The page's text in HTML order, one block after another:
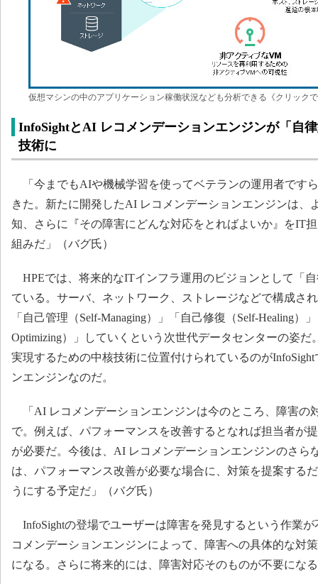
仮想マシンの中のアプリケーション稼働状況なども分析できる《クリック
InfoSightとAI レコメンデーションエンジンが「自
技術に
「今までもAIや機械学習を使ってベテランの運用者です
きた。新たに開発したAI レコメンデーションエンジンは、
知、さらに『その障害にどんな対応をとればよいか』をIT
組みだ」（バグ氏）
HPEでは、将来的なITインフラ運用のビジョンとして「
ている。サーバ、ネットワーク、ストレージなどで構成さ
「自己管理（Self-Managing）」「自己修復（Self-Healing）
Optimizing）」していくという次世代データセンターの姿
実現するための中核技術に位置付けられているのが
ンエンジンなのだ。
「AI レコメンデーションエンジンは今のところ、障害の
で。例えば、パフォーマンスを改善するとなれば担当者が
が必要だ。今後は、AI レコメンデーションエンジンのさら
は、パフォーマンス改善が必要な場合に、対策を提案する
うにする予定だ」（バグ氏）
InfoSightの登場でユーザーは障害を発見するという作業
コメンデーションエンジンによって、障害への具体的な対
になる。さらに将来的には、障害対応そのものが不要にな